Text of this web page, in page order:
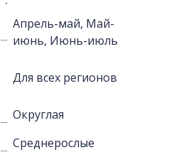
Апрель-май, Май-
июнь, Июнь-июль
Для всех регионов
Округлая
Среднерослые